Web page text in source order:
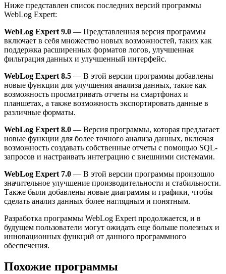
Ниже представлен список последних версий программы
WebLog Expert:
WebLog Expert 9.0 — Представленная версия программы
включает в себя множество новых возможностей, таких как
поддержка расширенных форматов логов, улучшенная
фильтрация данных и улучшенный интерфейс.
WebLog Expert 8.5 — В этой версии программы добавлены
новые функции для улучшения анализа данных, такие как
возможность просматривать отчеты на смартфонах и
планшетах, а также возможность экспортировать данные в
различные форматы.
WebLog Expert 8.0 — Версия программы, которая предлагает
новые функции для более точного анализа данных, включая
возможность создавать собственные отчеты с помощью SQL-
запросов и настраивать интеграцию с внешними системами.
WebLog Expert 7.0 — В этой версии программы произошло
значительное улучшение производительности и стабильности.
Также были добавлены новые диаграммы и графики, чтобы
сделать анализ данных более наглядным и понятным.
Разработка программы WebLog Expert продолжается, и в
будущем пользователи могут ожидать еще больше полезных и
инновационных функций от данного программного
обеспечения.
Похожие программы